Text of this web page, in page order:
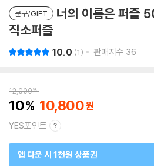
문구/GIFT
너의 이름은 퍼즐
직소퍼즐
10.0 1 판매지수 36
12,000원
10 10,800
YES포인트
앱 다운 시 1천원 상품권